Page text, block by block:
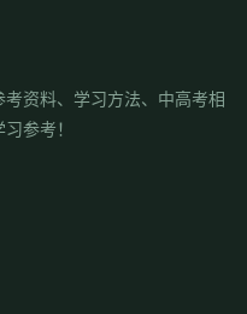
资料、学习方法、中高考相
参考！